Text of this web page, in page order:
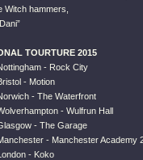
Witch hammers,
TOURTURE 2015
- Rock City
- Motion
- The Waterfront
- Wulfrun Hall
- The Garage
- Manchester Academy
- Koko